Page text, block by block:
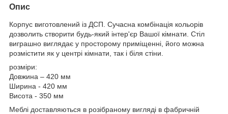
Опис
Корпус виготовлений із ДСП. Сучасна комбінація кольорів
дозволить створити будь-який інтер'єр Вашої кімнати. Стіл
виграшно виглядає у просторому приміщенні, його можна
розмістити як у центрі кімнати, так і біля стіни.
розміри:
Довжина – 420 мм
Ширина - 420 мм
Висота - 350 мм
Меблі доставляються в розібраному вигляді в фабричній